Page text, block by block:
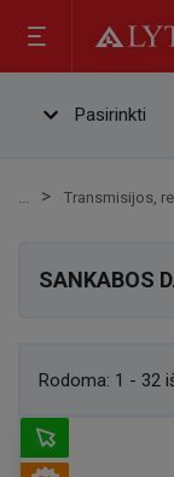
Pasirinkti
Transmisijos,
SANKABOS
Rodoma: 1 - 32